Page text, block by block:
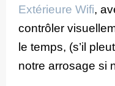
Extérieure Wifi,
contrôler
le temps, (s’il
notre arrosage si